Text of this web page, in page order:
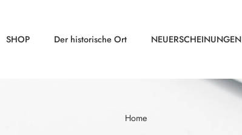
SHOP Der historische Ort NEUERSCHEINUNGEN
Home